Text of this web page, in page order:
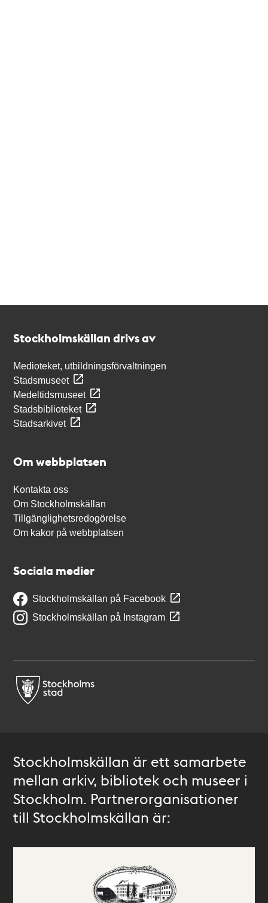
Stockholmskällan drivs av
Medioteket, utbildningsförvaltningen
Stadsmuseet
Medeltidsmuseet
Stadsbiblioteket
Stadsarkivet
Om webbplatsen
Kontakta oss
Om Stockholmskällan
Tillgänglighetsredogörelse
Om kakor på webbplatsen
Sociala medier
Stockholmskällan på Facebook
Stockholmskällan på Instagram
Stockholmskällan är ett samarbete
mellan arkiv, bibliotek och museer i
Stockholm. Partnerorganisationer
till Stockholmskällan är: